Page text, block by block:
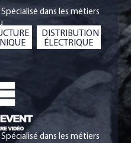
dans les métiers
DISTRIBUTION
ÉLECTRIQUE
dans les métiers